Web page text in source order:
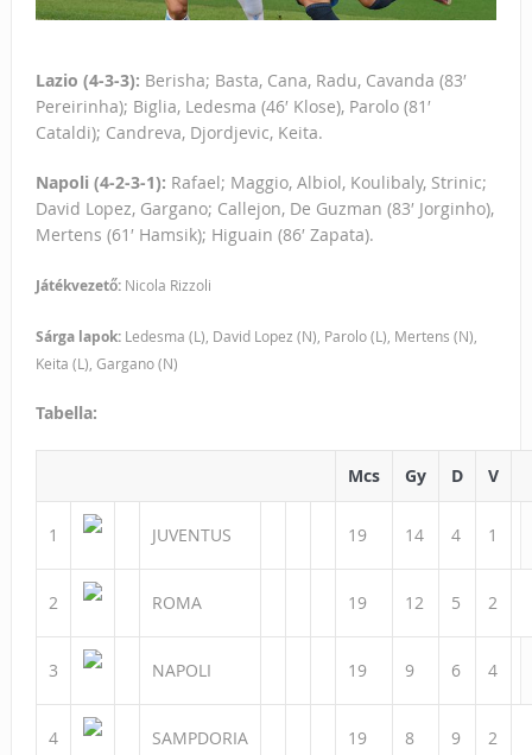
Lazio (4-3-3): Berisha; Basta, Cana, Radu, Cavanda (83′
Pereirinha); Biglia, Ledesma (46′ Klose), Parolo (81′
Cataldi); Candreva, Djordjevic, Keita.
Napoli (4-2-3-1): Rafael; Maggio, Albiol, Koulibaly, Strinic;
David Lopez, Gargano; Callejon, De Guzman (83′ Jorginho),
Mertens (61′ Hamsik); Higuain (86′ Zapata).
Játékvezető: Nicola Rizzoli
Sárga lapok: Ledesma (L), David Lopez (N), Parolo (L), Mertens (N),
Keita (L), Gargano (N)
Tabella:
Mcs Gy D V
1 JUVENTUS 19 14 4 1
2 ROMA 19 12 5 2
3 NAPOLI 19 9 6 4
4 SAMPDORIA 19 8 9 2